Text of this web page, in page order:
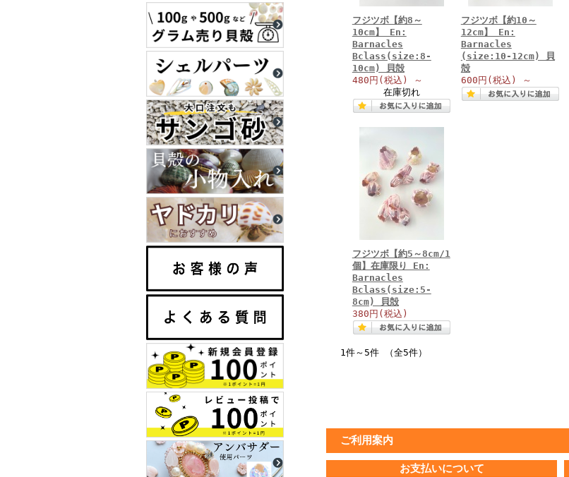
フジツボ【約8～
10cm】 En:
Barnacles
Bclass(size:8-
10cm) 貝殻
480円 (税込)
～
在庫切れ
フジツボ【約10～
12cm】 En:
Barnacles
(size:10-12cm) 貝
殻
600円 (税込) ～
フジツボ【約5～8cm/1
個】在庫限り En:
Barnacles
Bclass(size:5-
8cm) 貝殻
380円 (税込)
1件～5件 （全5件）
ご利用案内
お支払いについて